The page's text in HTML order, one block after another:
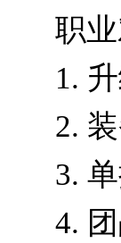
职
1.
2.
3.
4.